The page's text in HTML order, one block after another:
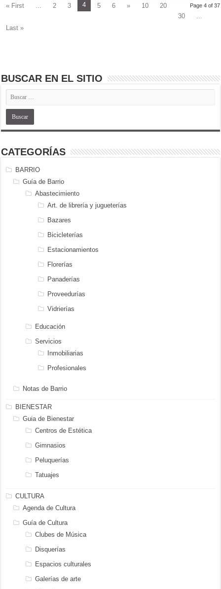
Page 4 of 37
« First 2 3 4 5 6 » 10
20
30
Last »
BUSCAR EN EL SITIO
CATEGORÍAS
BARRIO
Guía de Barrio
Abastecimiento
Art. de librería y jugueterías
Bazares
Bicicleterías
Estacionamientos
Florerías
Panaderías
Proveedurías
Vidrierías
Educación
Servicios
Inmobiliarias
Profesionales
Notas de Barrio
BIENESTAR
Guia de Bienestar
Centros de Estética
Gimnasios
Peluquerías
Tatuajes
CULTURA
Agenda de Cultura
Guía de Cultura
Clubes de Música
Disquerías
Espacios culturales
Galerías de arte